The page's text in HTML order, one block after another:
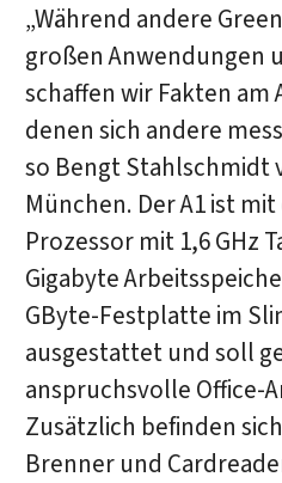
„Während andere
großen Anwendungen
schaffen wir Fakten am
denen sich andere
so Bengt Stahlschmidt
München. Der A1 ist
Prozessor mit 1,6 GHz
Gigabyte
GByte-Festplatte im
ausgestattet und soll
anspruchsvolle Office-
Zusätzlich befinden
Brenner und